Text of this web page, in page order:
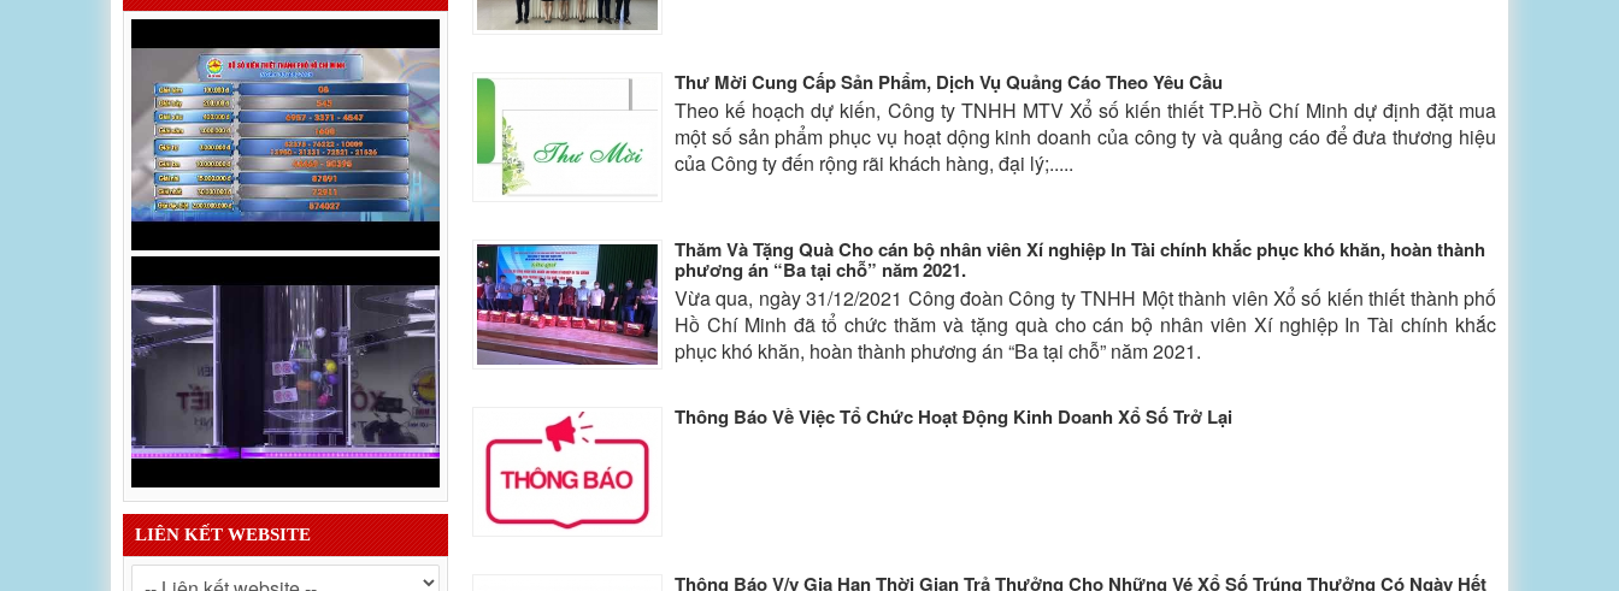
Thư Mời Cung Cấp Sản Phẩm, Dịch Vụ Quảng Cáo Theo Yêu Cầu
Theo kế hoạch dự kiến, Công ty TNHH MTV Xổ số kiến thiết TP.Hồ Chí Minh dự định đặt mua
một số sản phẩm phục vụ hoạt dộng kinh doanh của công ty và quảng cáo để đưa thương hiệu
của Công ty đến rộng rãi khách hàng, đại lý;.....
Thăm Và Tặng Quà Cho cán bộ nhân viên Xí nghiệp In Tài chính khắc phục khó khăn, hoàn thành
phương án “Ba tại chỗ” năm 2021.
Vừa qua, ngày 31/12/2021 Công đoàn Công ty TNHH Một thành viên Xổ số kiến thiết thành phố
Hồ Chí Minh đã tổ chức thăm và tặng quà cho cán bộ nhân viên Xí nghiệp In Tài chính khắc
phục khó khăn, hoàn thành phương án “Ba tại chỗ” năm 2021.
Thông Báo Về Việc Tổ Chức Hoạt Động Kinh Doanh Xổ Số Trở Lại
Thông Báo V/v Gia Hạn Thời Gian Trả Thưởng Cho Những Vé Xổ Số Trúng Thưởng Có Ngày Hết
LIÊN KẾT WEBSITE